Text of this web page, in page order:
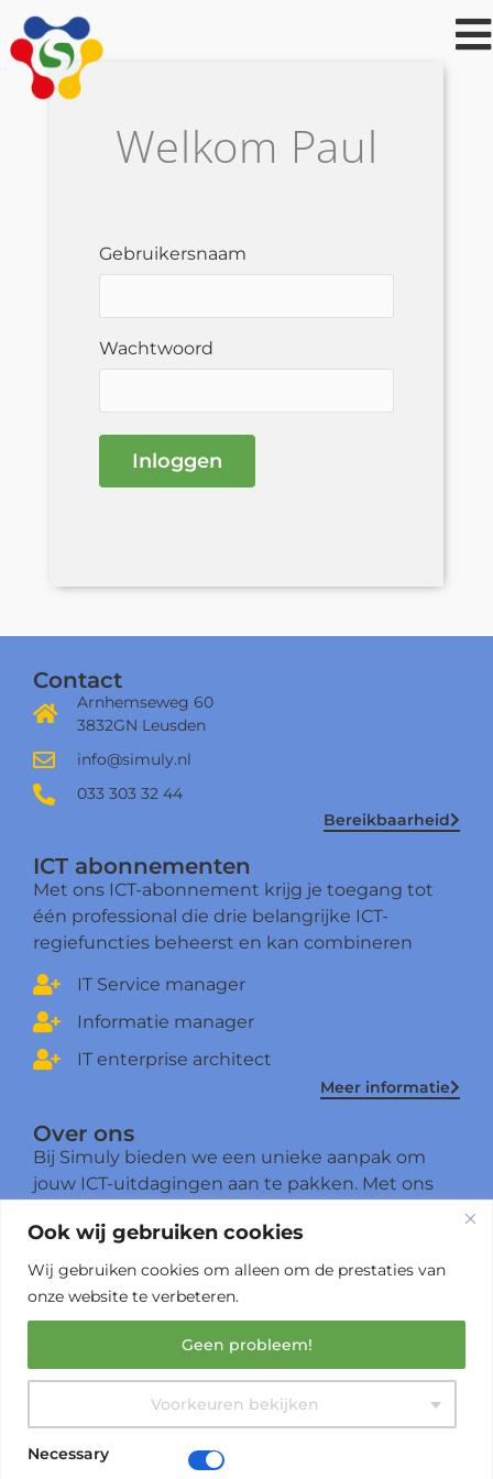
Ook wij gebruiken cookies
Wij gebruiken cookies om alleen om de prestaties van
onze website te verbeteren.
Voorkeuren bekijken
Geen probleem!
Necessary
Welkom Paul
Gebruikersnaam
Wachtwoord
Inloggen
Contact
Arnhemseweg 60
3832GN Leusden
info@simuly.nl
033 303 32 44
Bereikbaarheid
ICT abonnementen
Met ons ICT-abonnement krijg je toegang tot
één professional die drie belangrijke ICT-
regiefuncties beheerst en kan combineren
IT Service manager
Informatie manager
IT enterprise architect
Meer informatie
Over ons
Bij Simuly bieden we een unieke aanpak om
jouw ICT-uitdagingen aan te pakken. Met ons
ervaren professional die meer is dan een
specialist – het is iemand die drie cruciale ICT-
regierollen beheerst én kan combineren.